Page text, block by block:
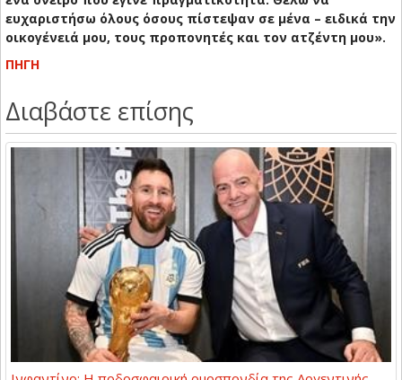
ευχαριστήσω όλους όσους πίστεψαν σε μένα – ειδικά την
οικογένειά μου, τους προπονητές και τον ατζέντη μου».
ΠΗΓΗ
Διαβάστε επίσης